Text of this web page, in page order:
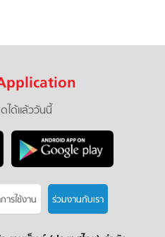
ได้แล้ววันนี้
ารใช้งาน ร่วมงานกับเรา